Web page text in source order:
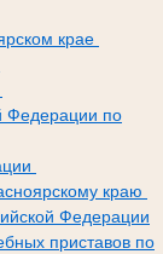
крае
Федерации по
краю
Федерации
приставов по